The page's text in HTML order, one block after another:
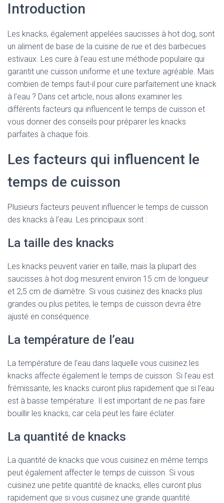
Introduction
Les knacks, également appelées saucisses à hot dog, sont
un aliment de base de la cuisine de rue et des barbecues
estivaux. Les cuire à l’eau est une méthode populaire qui
garantit une cuisson uniforme et une texture agréable. Mais
combien de temps faut-il pour cuire parfaitement une knack
à l’eau ? Dans cet article, nous allons examiner les
différents facteurs qui influencent le temps de cuisson et
vous donner des conseils pour préparer les knacks
parfaites à chaque fois.
Les facteurs qui influencent le
temps de cuisson
Plusieurs facteurs peuvent influencer le temps de cuisson
des knacks à l’eau. Les principaux sont :
La taille des knacks
Les knacks peuvent varier en taille, mais la plupart des
saucisses à hot dog mesurent environ 15 cm de longueur
et 2,5 cm de diamètre. Si vous cuisinez des knacks plus
grandes ou plus petites, le temps de cuisson devra être
ajusté en conséquence.
La température de l’eau
La température de l’eau dans laquelle vous cuisinez les
knacks affecte également le temps de cuisson. Si l’eau est
frémissante, les knacks cuiront plus rapidement que si l’eau
est à basse température. Il est important de ne pas faire
bouillir les knacks, car cela peut les faire éclater.
La quantité de knacks
La quantité de knacks que vous cuisinez en même temps
peut également affecter le temps de cuisson. Si vous
cuisinez une petite quantité de knacks, elles cuiront plus
rapidement que si vous cuisinez une grande quantité.